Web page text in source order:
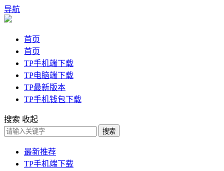
导航
首页
首页
TP手机端下载
TP电脑端下载
TP最新版本
TP手机钱包下载
搜索 收起
搜索
最新推荐
TP手机端下载